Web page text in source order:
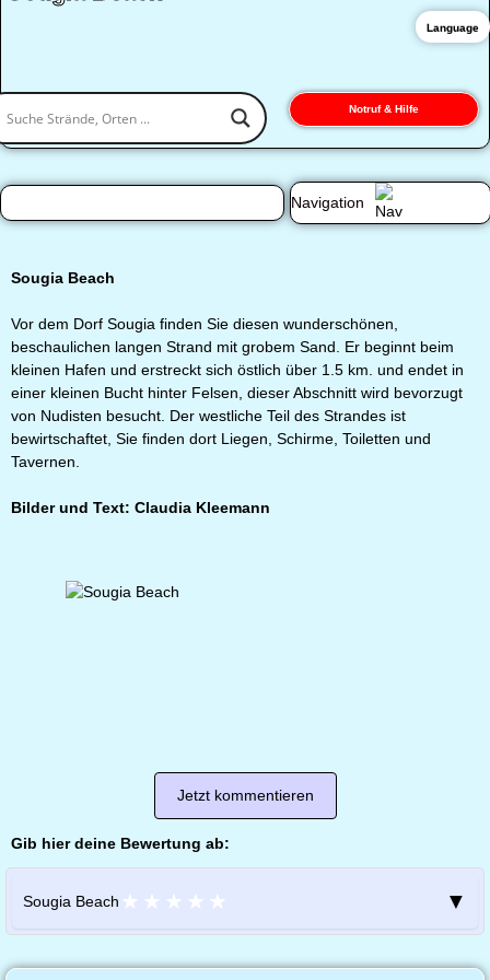
Notruf & Hilfe
Navigation
Sougia Beach
Vor dem Dorf Sougia finden Sie diesen wunderschönen,
beschaulichen langen Strand mit grobem Sand. Er beginnt beim
kleinen Hafen und erstreckt sich östlich über 1.5 km. und endet in
einer kleinen Bucht hinter Felsen, dieser Abschnitt wird bevorzugt
von Nudisten besucht. Der westliche Teil des Strandes ist
bewirtschaftet, Sie finden dort Liegen, Schirme, Toiletten und
Tavernen.
Bilder und Text: Claudia Kleemann
Jetzt kommentieren
Gib hier deine Bewertung ab:
Sougia Beach ★ ★ ★ ★ ★ ▼
Language